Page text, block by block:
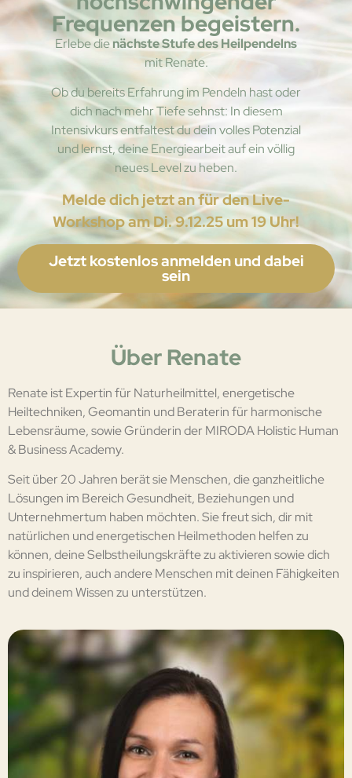
Frequenzen begeistern.
Erlebe dienächste Stufe des Heilpendelns
mit Renate.
Ob du bereits Erfahrung im Pendeln hast oder
dich nach mehr Tiefe sehnst: In diesem
Intensivkurs entfaltest du dein volles Potenzial
und lernst, deine Energiearbeit auf ein völlig
neues Level zu heben.
Melde dich jetzt an für den Live-
Workshop am Di. 9.12.25 um 19 Uhr!
Jetzt kostenlos anmelden und dabei
sein
Über Renate
Renate ist Expertin für Naturheilmittel, energetische
Heiltechniken, Geomantin und Beraterin für harmonische
Lebensräume, sowie Gründerin der MIRODA Holistic Human
& Business Academy.
Seit über 20 Jahren berät sie Menschen, die ganzheitliche
Lösungen im Bereich Gesundheit, Beziehungen und
Unternehmertum haben möchten. Sie freut sich, dir mit
natürlichen und energetischen Heilmethoden helfen zu
können, deine Selbstheilungskräfte zu aktivieren sowie dich
zu inspirieren, auch andere Menschen mit deinen Fähigkeiten
und deinem Wissen zu unterstützen.